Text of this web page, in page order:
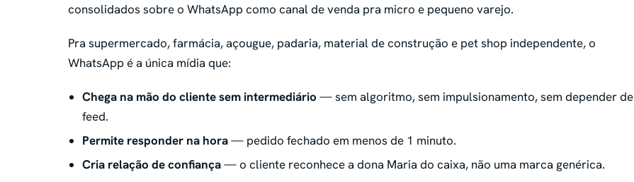
consolidados sobre o WhatsApp como canal de venda pra micro e pequeno varejo.
Pra supermercado, farmácia, açougue, padaria, material de construção e pet shop independente, o
WhatsApp é a única mídia que:
Chega na mão do cliente sem intermediário — sem algoritmo, sem impulsionamento, sem depender de
feed.
Permite responder na hora— pedido fechado em menos de 1 minuto.
Cria relação de confiança— o cliente reconhece a dona Maria do caixa, não uma marca genérica.